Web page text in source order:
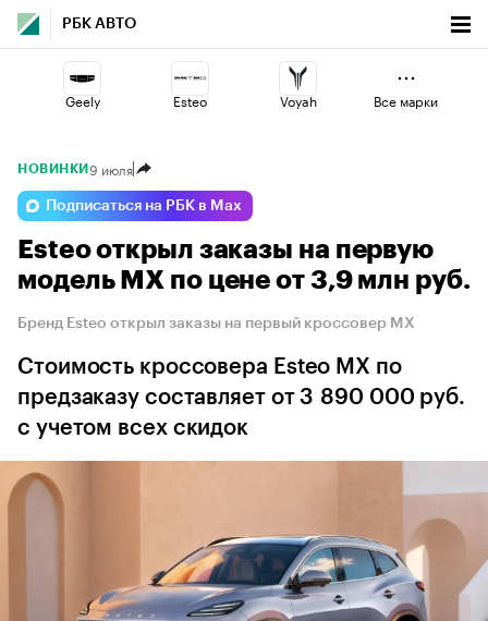
РБК АВТО
Geely Esteo Voyah
Omoda
Volga Changan Lada
Все марки
НОВИНКИ 9 июля
Подписаться на РБК в Max
Esteo открыл заказы на первую
модель MX по цене от 3,9 млн руб.
Бренд Esteo открыл заказы на первый кроссовер MX
Стоимость кроссовера Esteo MX по
предзаказу составляет от 3 890 000 руб.
с учетом всех скидок